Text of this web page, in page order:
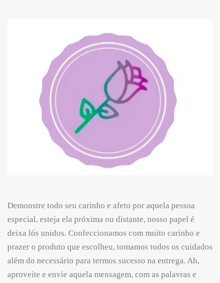
Demonstre todo seu carinho e afeto por aquela pessoa
especial, esteja ela próxima ou distante, nosso papel é
deixa lós unidos. Confeccionamos com muito carinho e
prazer o produto que escolheu, tomamos todos os cuidados
além do necessário para termos sucesso na entrega. Ah,
aproveite e envie aquela mensagem, com as palavras e